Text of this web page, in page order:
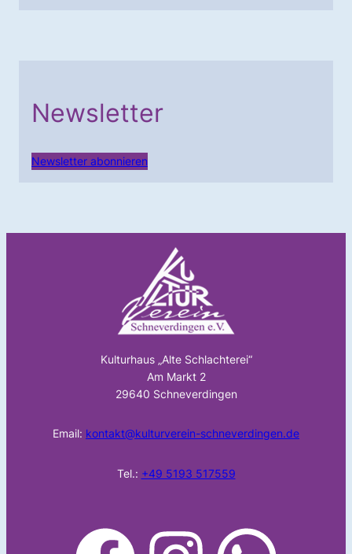
Newsletter
Newsletter abonnieren
Kulturhaus „Alte Schlachterei“
Am Markt 2
29640 Schneverdingen
Email: kontakt@kulturverein-schneverdingen.de
Tel.: +49 5193 517559